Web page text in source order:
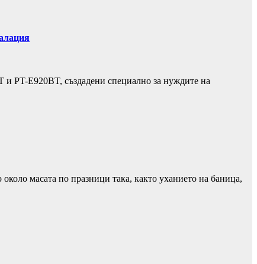
PT-E920BT, създадени специално за нуждите на
масата по празници така, както уханието на баница,